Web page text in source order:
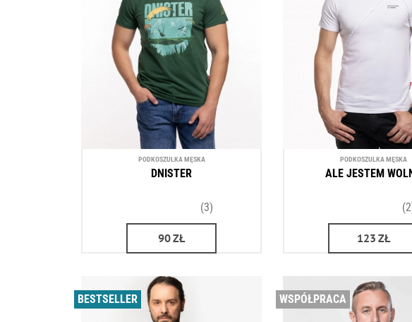
PODKOSZULKA MĘSKA
DNISTER
(3)
90ZŁ
PODKOSZULKA MĘSKA
ALE JESTEM
123 ZŁ
BESTSELLER WSPÓŁPRACA